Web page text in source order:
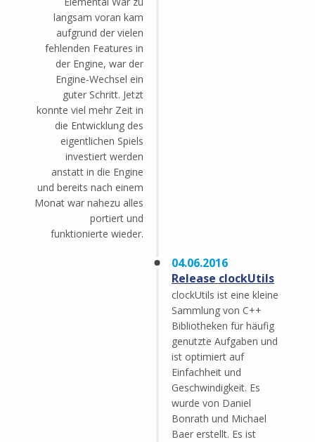
langsam voran kam
aufgrund der vielen
fehlenden Features in
der Engine, war der
Engine-Wechsel ein
guter Schritt. Jetzt
konnte viel mehr Zeit in
die Entwicklung des
eigentlichen Spiels
investiert werden
anstatt in die Engine
und bereits nach einem
Monat war nahezu alles
portiert und
funktionierte wieder.
04.06.2016
Release clockUtils
clockUtils ist eine kleine
Sammlung von C++
Bibliotheken für häufig
genutzte Aufgaben und
ist optimiert auf
Einfachheit und
Geschwindigkeit. Es
wurde von Daniel
Bonrath und Michael
Baer erstellt. Es ist